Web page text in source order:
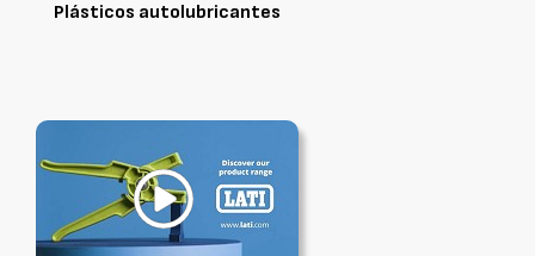
Plásticos autolubricantes